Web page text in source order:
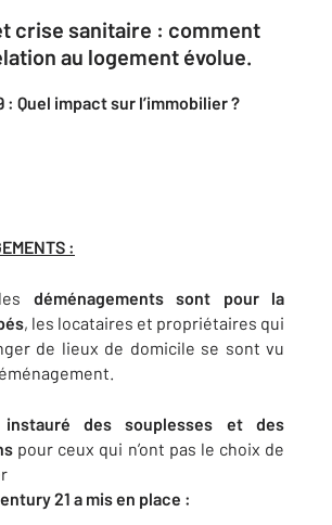
crise sanitaire : comment
au logement évolue.
: Quel impact sur l’immobilier ?
:
déménagements sont pour la
, les locataires et propriétaires qui
de lieux de domicile se sont vu
instauré des souplesses et des
pour ceux qui n’ont pas le choix de
21 a mis en place :